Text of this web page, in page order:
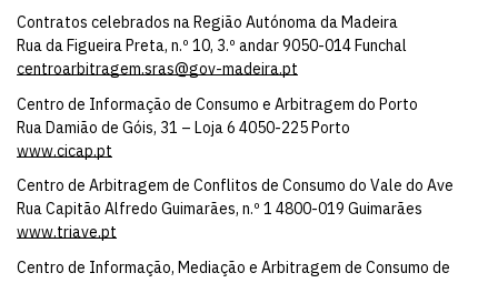
Contratos celebrados na Região Autónoma da Madeira
Rua da Figueira Preta, n.º 10, 3.º andar 9050-014 Funchal
centroarbitragem.sras@gov-madeira.pt
Centro de Informação de Consumo e Arbitragem do Porto
Rua Damião de Góis, 31 – Loja 6 4050-225 Porto
www.cicap.pt
Centro de Arbitragem de Conflitos de Consumo do Vale do Ave
Rua Capitão Alfredo Guimarães, n.º 1 4800-019 Guimarães
www.triave.pt
Centro de Informação, Mediação e Arbitragem de Consumo de